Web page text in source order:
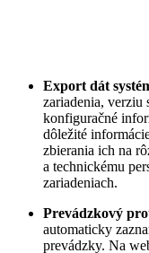
Export dát
zariadenia, verziu
konfiguračné
dôležité
zbierania ich na
a technickému
zariadeniach.
Prevádzkový
automaticky
prevádzky. Na